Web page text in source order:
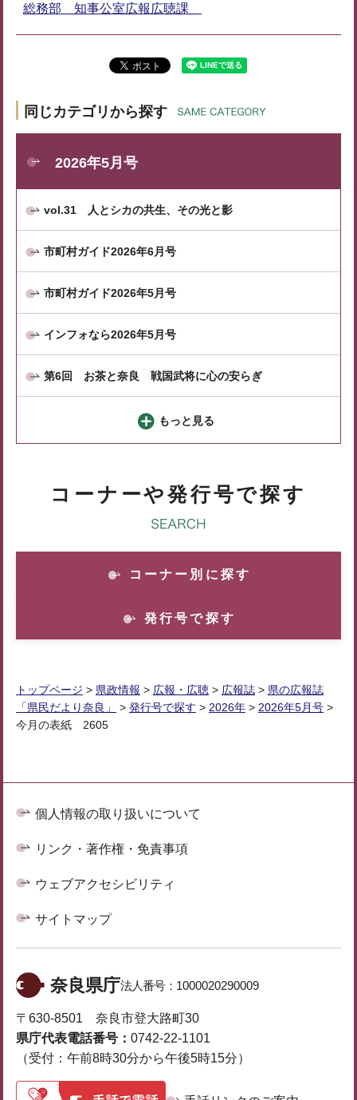
総務部 知事公室広報広聴課
同じカテゴリから探す
2026年5月号
vol.31 人とシカの共生、その光と影
市町村ガイド2026年6月号
市町村ガイド2026年5月号
インフォなら2026年5月号
第6回 お茶と奈良 戦国武将に心の安らぎ
もっと見る
コーナーや発行号で探す
コーナー別に探す
発行号で探す
トップページ > 県政情報 > 広報・広聴 > 広報誌 > 県の広報誌
「県民だより奈良」
> 発行号で探す > 2026年 > 2026年5月号 >
今月の表紙 2605
個人情報の取り扱いについて
リンク・著作権・免責事項
ウェブアクセシビリティ
サイトマップ
奈良県庁法人番号： 1000020290009
〒630-8501 奈良市登大路町30
県庁代表電話番号： 0742-22-1101
（受付：午前8時30分から午後5時15分）